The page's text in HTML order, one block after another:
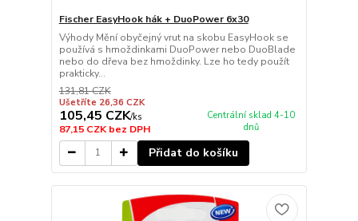
Fischer EasyHook hák + DuoPower 6x30
Výhody Mění obyčejný vrut na skobu EasyHook se
používá s hmoždinkami DuoPower nebo DuoBlade
nebo do dřeva bez hmoždinky. Lze ho tedy použít
prakticky...
131,81 CZK
Ušetříte 26,36 CZK
105,45 CZK/ks
87,15 CZKbez DPH
Centrální sklad 4-10
dnů
Přidat do košíku